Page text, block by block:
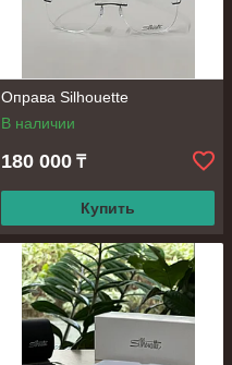
Оправа Silhouette
В наличии
180 000 ₸
Купить